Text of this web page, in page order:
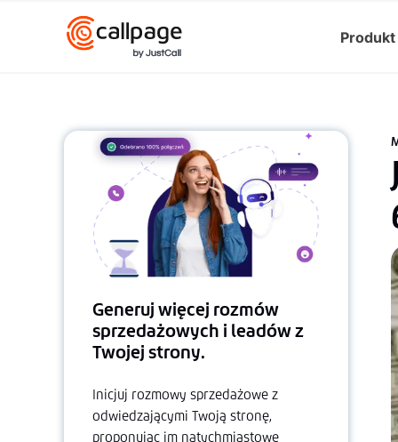
Produkt
Generuj więcej rozmów
sprzedażowych i leadów z
Twojej strony.
Inicjuj rozmowy sprzedażowe z
odwiedzającymi Twoją stronę,
proponując im natychmiastowe